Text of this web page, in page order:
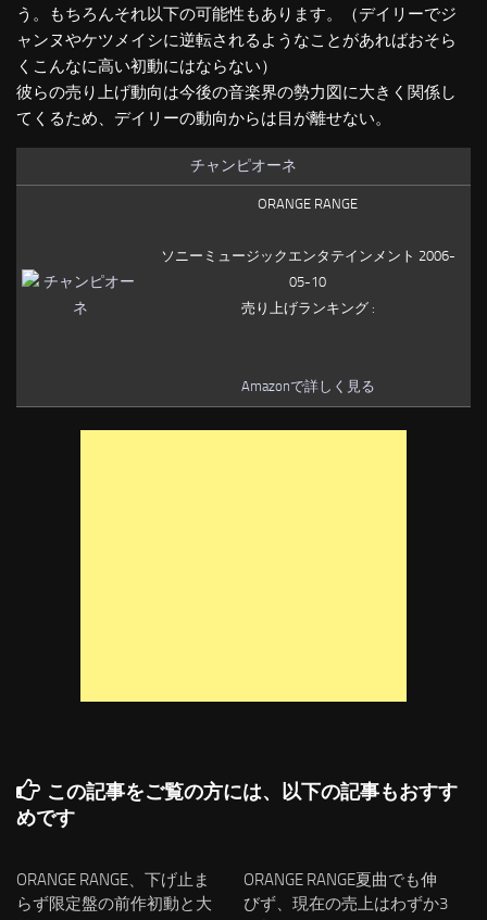
う。もちろんそれ以下の可能性もあります。（デイリーでジ
ャンヌやケツメイシに逆転されるようなことがあればおそら
くこんなに高い初動にはならない）
彼らの売り上げ動向は今後の音楽界の勢力図に大きく関係し
てくるため、デイリーの動向からは目が離せない。
チャンピオーネ
ORANGE RANGE
ソニーミュージックエンタテインメント 2006-
05-10
売り上げランキング :
Amazonで詳しく見る
この記事をご覧の方には、以下の記事もおすす
めです
ORANGE RANGE、下げ止ま
らず限定盤の前作初動と大
ORANGE RANGE夏曲でも伸
びず、現在の売上はわずか3